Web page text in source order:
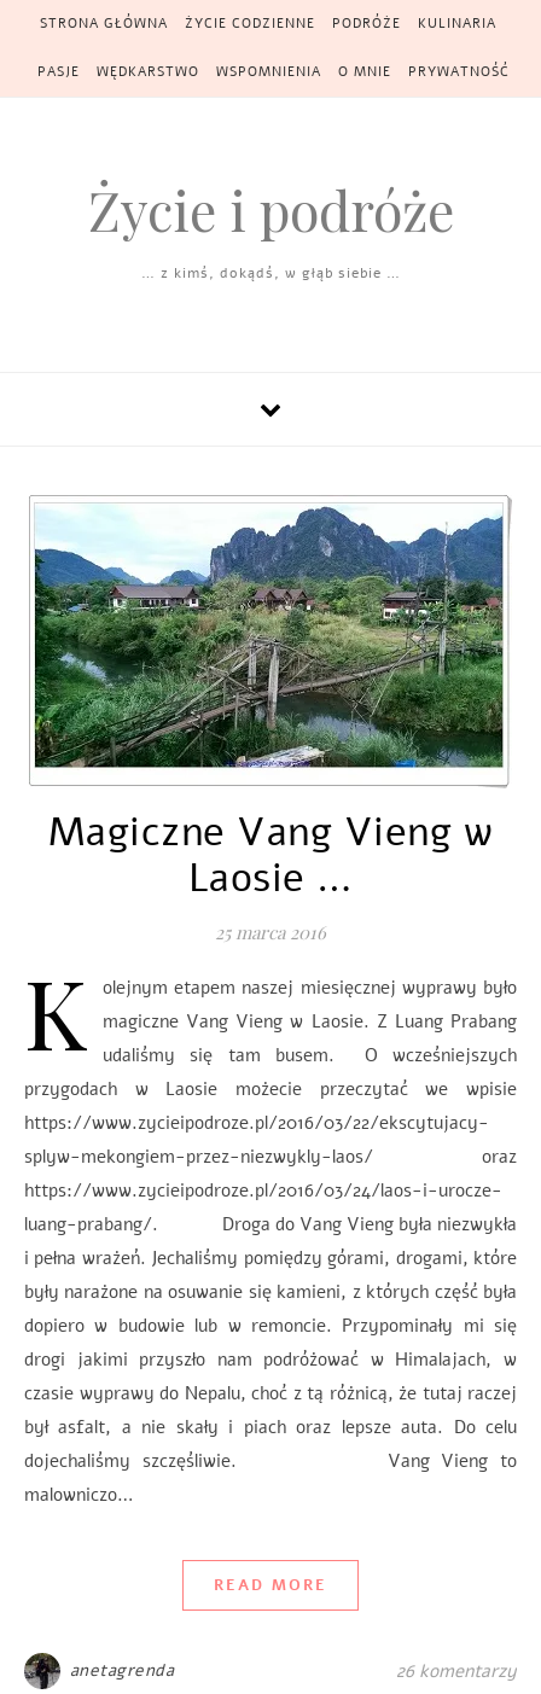
Skip to content
STRONA GŁÓWNA ŻYCIE CODZIENNE PODRÓŻE KULINARIA
PASJE WĘDKARSTWO WSPOMNIENIA O MNIE PRYWATNOŚĆ
Życie i podróże
… z kimś, dokądś, w głąb siebie …
Magiczne Vang Vieng w
Laosie …
25 marca 2016
K
olejnym etapem naszej miesięcznej wyprawy było
magiczne Vang Vieng w Laosie. Z Luang Prabang
udaliśmy się tam busem. O wcześniejszych
przygodach w Laosie możecie przeczytać we wpisie
https://www.zycieipodroze.pl/2016/03/22/ekscytujacy-
splyw-mekongiem-przez-niezwykly-laos/ oraz
https://www.zycieipodroze.pl/2016/03/24/laos-i-urocze-
luang-prabang/. Droga do Vang Vieng była niezwykła
i pełna wrażeń. Jechaliśmy pomiędzy górami, drogami, które
były narażone na osuwanie się kamieni, z których część była
dopiero w budowie lub w remoncie. Przypominały mi się
drogi jakimi przyszło nam podróżować w Himalajach, w
czasie wyprawy do Nepalu, choć z tą różnicą, że tutaj raczej
był asfalt, a nie skały i piach oraz lepsze auta. Do celu
dojechaliśmy szczęśliwie. Vang Vieng to
malowniczo…
READ MORE
anetagrenda 26 komentarzy